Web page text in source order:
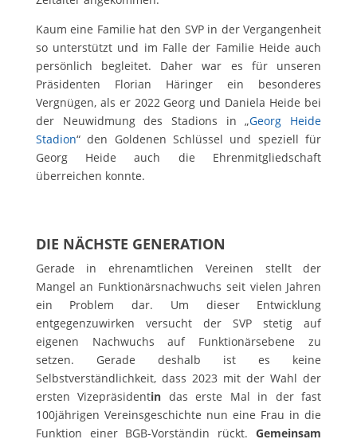
Kaum eine Familie hat den SVP in der Vergangenheit
so unterstützt und im Falle der Familie Heide auch
persönlich begleitet. Daher war es für unseren
Präsidenten Florian Häringer ein besonderes
Vergnügen, als er 2022 Georg und Daniela Heide bei
der Neuwidmung des Stadions in „Georg Heide
Stadion“ den Goldenen Schlüssel und speziell für
Georg Heide auch die Ehrenmitgliedschaft
überreichen konnte.
DIE NÄCHSTE GENERATION
Gerade in ehrenamtlichen Vereinen stellt der
Mangel an Funktionärsnachwuchs seit vielen Jahren
ein Problem dar. Um dieser Entwicklung
entgegenzuwirken versucht der SVP stetig auf
eigenen Nachwuchs auf Funktionärsebene zu
setzen. Gerade deshalb ist es keine
Selbstverständlichkeit, dass 2023 mit der Wahl der
ersten Vizepräsidentin das erste Mal in der fast
100jährigen Vereinsgeschichte nun eine Frau in die
Funktion einer BGB-Vorständin rückt.Gemeinsam